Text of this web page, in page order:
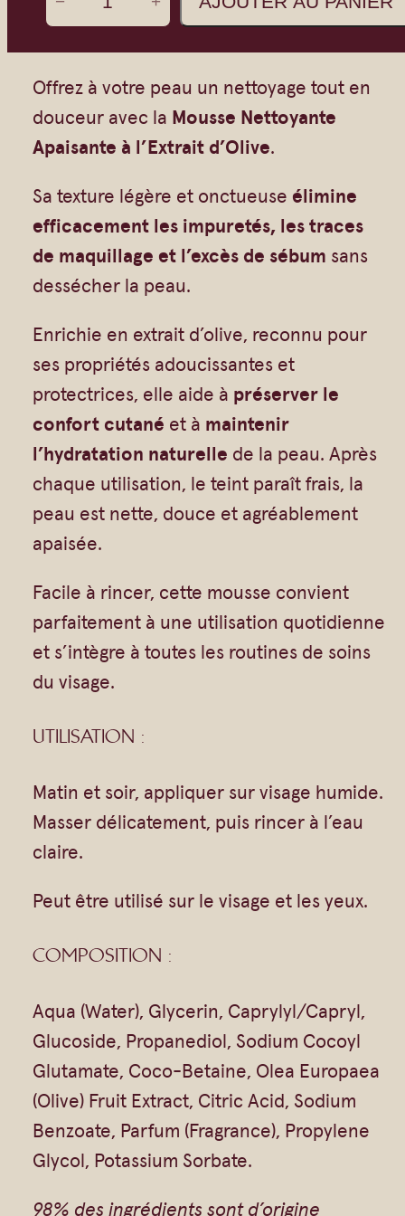
Vrac
Savons moulés
Beurre de Karité
Végétales
Savon Noir
Savons sur corde
Argiles
Eaux florales
Exfoliants
Gommages
Huiles à massage
Hydratants
Savons en barre
Savons sur corde
Savons en barre
Huiles
Shampoings
Offrez à votre peau un nettoyage tout en
douceur avec la Mousse Nettoyante
Apaisante à l’Extrait d’Olive.
Sa texture légère et onctueuse élimine
efficacement les impuretés, les traces
de maquillage et l’excès de sébum sans
dessécher la peau.
Enrichie en extrait d’olive, reconnu pour
ses propriétés adoucissantes et
protectrices, elle aide à préserver le
confort cutané et à maintenir
l’hydratation naturelle de la peau. Après
chaque utilisation, le teint paraît frais, la
peau est nette, douce et agréablement
apaisée.
Facile à rincer, cette mousse convient
parfaitement à une utilisation quotidienne
et s’intègre à toutes les routines de soins
du visage.
UTILISATION :
Matin et soir, appliquer sur visage humide.
Masser délicatement, puis rincer à l’eau
claire.
Peut être utilisé sur le visage et les yeux.
COMPOSITION :
Aqua (Water), Glycerin, Caprylyl/Capryl,
Glucoside, Propanediol, Sodium Cocoyl
Glutamate, Coco-Betaine, Olea Europaea
(Olive) Fruit Extract, Citric Acid, Sodium
Benzoate, Parfum (Fragrance), Propylene
Glycol, Potassium Sorbate.
98% des ingrédients sont d’origine
u
a
n
t
i
é
d
e
M
u
s
s
e
N
e
t
t
o
y
a
n
e
p
a
i
n
e
–
E
x
t
r